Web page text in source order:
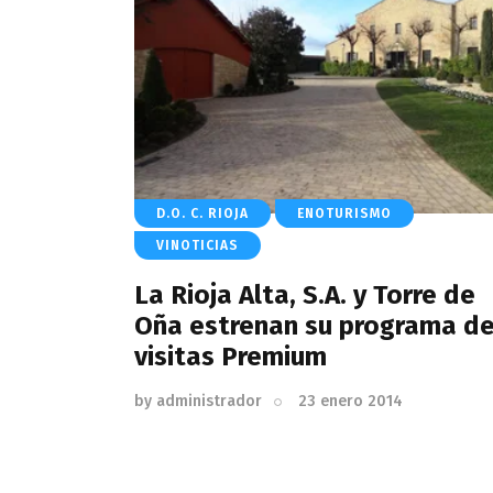
D.O. C. RIOJA ENOTURISMO
VINOTICIAS
La Rioja Alta, S.A. y Torre de
Oña estrenan su programa
visitas Premium
by administrador 23 enero 2014